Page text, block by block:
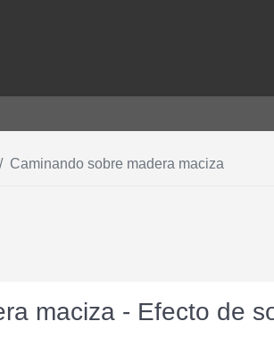
Caminando sobre madera maciza
maciza - Efecto de